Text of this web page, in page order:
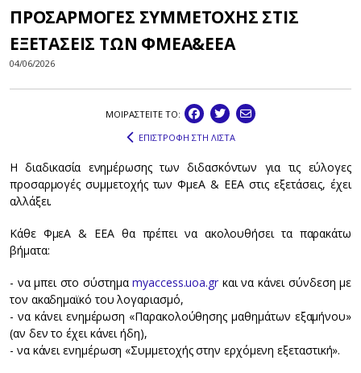
ΠΡΟΣΑΡΜΟΓΕΣ ΣΥΜΜΕΤΟΧΗΣ ΣΤΙΣ
ΕΞΕΤΑΣΕΙΣ ΤΩΝ ΦΜΕΑ&ΕΕΑ
04/06/2026
ΜΟΙΡΑΣΤEIΤΕ ΤΟ:
ΕΠΙΣΤΡΟΦΗ ΣΤΗ ΛΙΣΤΑ
Η διαδικασία ενημέρωσης των διδασκόντων για τις εύλογες
προσαρμογές συμμετοχής των ΦμεΑ & ΕΕΑ στις εξετάσεις, έχει
αλλάξει.
Κάθε ΦμεΑ & ΕΕΑ θα πρέπει να ακολουθήσει τα παρακάτω
βήματα:
- να μπει στο σύστημαmyaccess.uoa.grκαι να κάνει σύνδεση με
τον ακαδημαϊκό του λογαριασμό,
- να κάνει ενημέρωση «Παρακολούθησης μαθημάτων εξαμήνου»
(αν δεν το έχει κάνει ήδη),
- να κάνει ενημέρωση «Συμμετοχής στην ερχόμενη εξεταστική».